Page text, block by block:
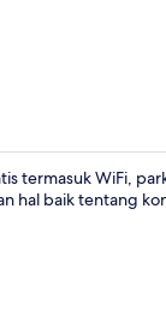
termasuk WiFi,
hal baik tentang